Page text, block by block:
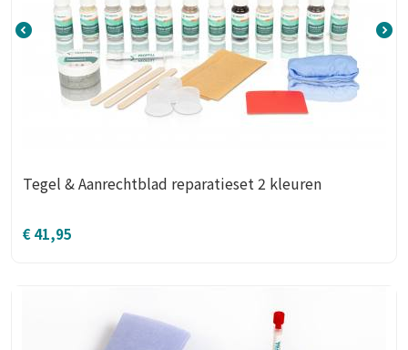
Tegel & Aanrechtblad reparatieset 2 kleuren
€41,95